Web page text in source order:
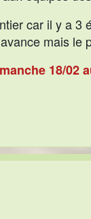
car il y a 3
mais le
18/02